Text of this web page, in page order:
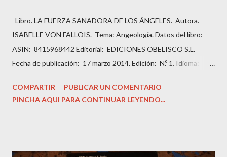
Libro. LA FUERZA SANADORA DE LOS ÁNGELES. Autora.
ISABELLE VON FALLOIS. Tema: Angeología. Datos del libro:
ASIN: ‎ 8415968442 Editorial: ‎ EDICIONES OBELISCO S.L.
Fecha de publicación: ‎ 17 marzo 2014. Edición: ‎ N.º 1. Idioma: ‎
978-8415968443 Peso del producto: ‎ 499 g Dimensiones: ‎
14.99 x 2.54 x 22.86 cm Estado del libro: Muy bueno, como
COMPARTIR
PUBLICAR UN COMENTARIO
PINCHA AQUI PARA CONTINUAR LEYENDO...